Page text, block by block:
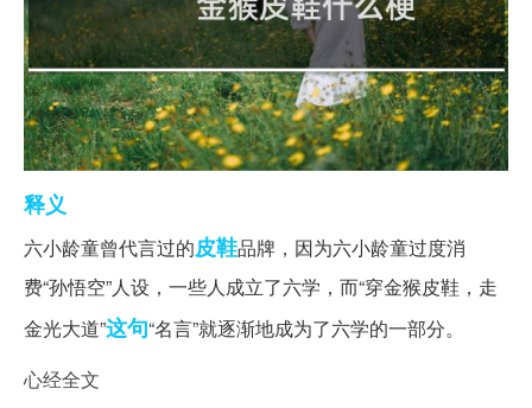
释义
六小龄童曾代言过的皮鞋品牌，因为六小龄童过度消
费“孙悟空”人设，一些人成立了六学，而“穿金猴皮鞋，走
金光大道”这句“名言”就逐渐地成为了六学的一部分。‌‌‌‌‌‌‌‌‌‌
心经全文